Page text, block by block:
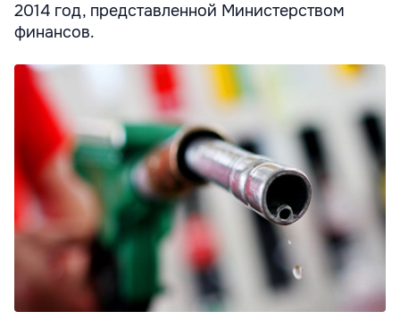
2014 год, представленной Министерством
финансов.